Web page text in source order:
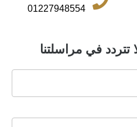
01227948554
في مراسلتنا